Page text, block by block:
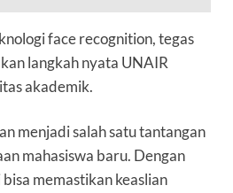
face recognition, tegas
langkah nyata UNAIR
akademik.
menjadi salah satu tantangan
mahasiswa baru. Dengan
memastikan keaslian